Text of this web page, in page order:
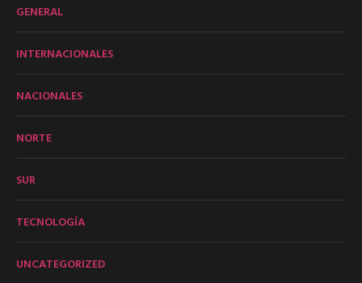
GENERAL
INTERNACIONALES
NACIONALES
NORTE
SUR
TECNOLOGÍA
UNCATEGORIZED